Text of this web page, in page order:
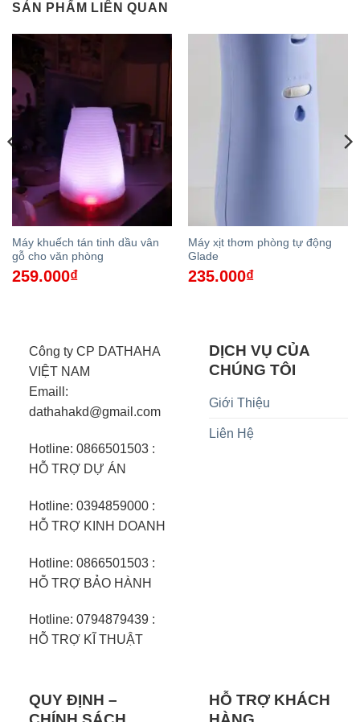
SẢN PHẨM LIÊN QUAN
Máy khuếch tán tinh dầu vân
gỗ cho văn phòng
259.000₫
Máy xịt thơm phòng tự động
Glade
235.000₫
Công ty CP DATHAHA
VIỆT NAM
Emaill:
dathahakd@gmail.com
Hotline: 0866501503 :
HỖ TRỢ DỰ ÁN
Hotline: 0394859000 :
HỖ TRỢ KINH DOANH
Hotline: 0866501503 :
HỖ TRỢ BẢO HÀNH
Hotline: 0794879439 :
HỖ TRỢ KĨ THUẬT
DỊCH VỤ CỦA
CHÚNG TÔI
Giới Thiệu
Liên Hệ
QUY ĐỊNH –
HỖ TRỢ KHÁCH